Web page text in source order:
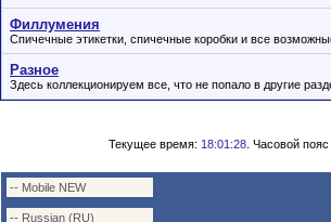
Филлумения
Спичечные этикетки, спичечные коробки и все
Разное
Здесь коллекционируем все, что не попало в другие
Текущее время: 18:01:28. Часовой пояс